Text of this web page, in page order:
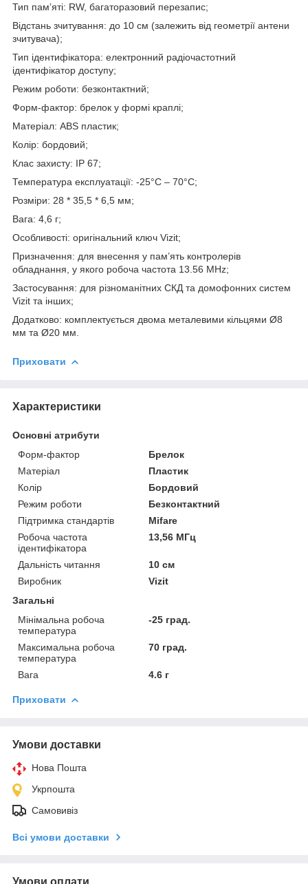
Тип пам’яті: RW, багаторазовий перезапис;
Відстань зчитування: до 10 см (залежить від геометрії антени
зчитувача);
Тип ідентифікатора: електронний радіочастотний
ідентифікатор доступу;
Режим роботи: безконтактний;
Форм-фактор: брелок у формі краплі;
Матеріал: ABS пластик;
Колір: бордовий;
Клас захисту: IP 67;
Температура експлуатації: -25°C – 70°C;
Розміри: 28 * 35,5 * 6,5 мм;
Вага: 4,6 г;
Особливості: оригінальний ключ Vizit;
Призначення: для внесення у пам’ять контролерів
обладнання, у якого робоча частота 13.56 MHz;
Застосування: для різноманітних СКД та домофонних систем
Vizit та інших;
Додатково: комплектується двома металевими кільцями Ø8
мм та Ø20 мм.
Приховати
Характеристики
Основні атрибути
Форм-фактор
Брелок
Матеріал
Пластик
Колір
Бордовий
Режим роботи
Безконтактний
Підтримка стандартів
Mifare
Робоча частота
ідентифікатора
13,56 МГц
Дальність читання
10 см
Виробник
Vizit
Загальні
Мінімальна робоча
температура
-25 град.
Максимальна робоча
температура
70 град.
Вага 4.6 г
Приховати
Умови доставки
Нова Пошта
Укрпошта
Самовивіз
Всі умови доставки
Умови оплати